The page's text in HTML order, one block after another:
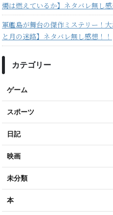
燭は燃えているか】ネタバレ無し感
軍艦島が舞台の傑作ミステリー！
と月の迷路】ネタバレ無し感想！！
カテゴリー
ゲーム
スポーツ
日記
映画
未分類
本